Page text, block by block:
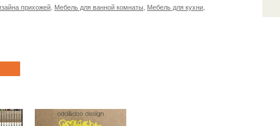
прихожей Мебель для ванной комнаты Мебель для кухни